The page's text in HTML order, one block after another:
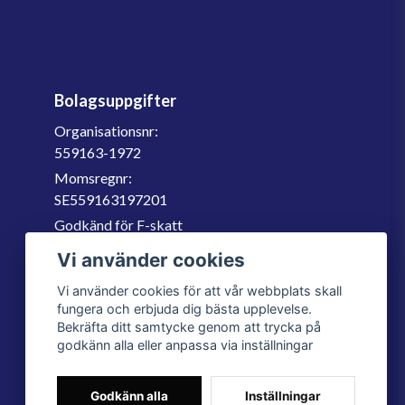
Bolagsuppgifter
Organisationsnr:
559163-1972
Momsregnr:
SE559163197201
Godkänd för F-skatt
060-566 800
Vi använder cookies
Vi använder cookies för att vår webbplats skall
fungera och erbjuda dig bästa upplevelse.
Bekräfta ditt samtycke genom att trycka på
godkänn alla eller anpassa via inställningar
Godkänn alla Inställningar